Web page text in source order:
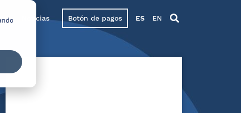
Noticias Botón de pagos ES EN